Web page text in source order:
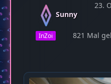
Sunny
23.
InZoi 821 Mal